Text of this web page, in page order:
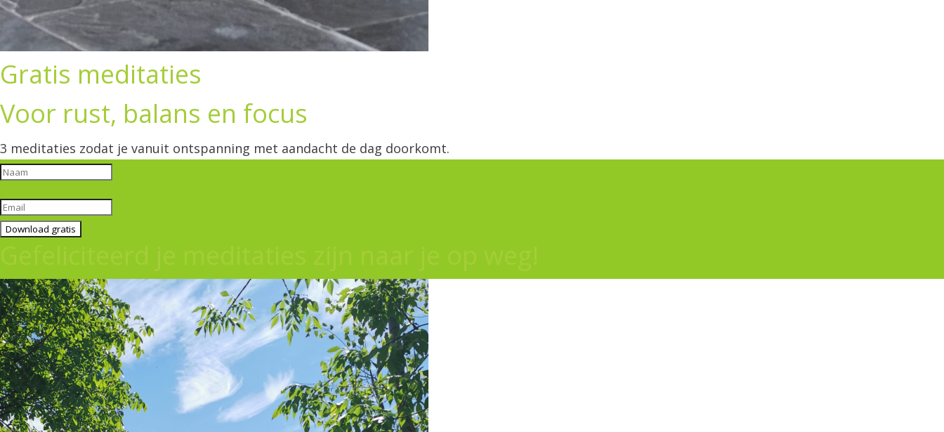
Gratis meditaties
Voor rust, balans en focus
3 meditaties zodat je vanuit ontspanning met aandacht de dag doorkomt.
Download gratis